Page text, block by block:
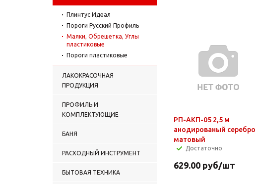
Плинтус Идеал
Пороги Русский Профиль
Маяки, Обрешетка, Углы
пластиковые
Пороги пластиковые
ЛАКОКРАСОЧНАЯ
ПРОДУКЦИЯ
ПРОФИЛЬ И
КОМПЛЕКТУЮЩИЕ
БАНЯ
РАСХОДНЫЙ ИНСТРУМЕНТ
БЫТОВАЯ ТЕХНИКА
РП-АКП-05 2,5 м
анодированый серебро
матовый
Достаточно
629.00 руб/шт